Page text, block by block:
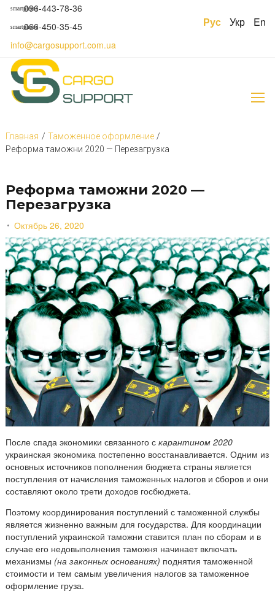
smartphone096-443-78-36
smartphone066-450-35-45
info@cargosupport.com.ua
Рус Укр En
Главная / Таможенное оформление /
Реформа таможни 2020 — Перезагрузка
Реформа таможни 2020 —
Перезагрузка
Октябрь 26, 2020
После спада экономики связанного скарантином 2020
украинская экономика постепенно восстанавливается. Одним из
основных источников пополнения бюджета страны является
поступления от начисления таможенных налогов и cборов и они
составляют около трети доходов госбюджета.
Поэтому координирования поступлений с таможенной службы
является жизненно важным для государства. Для координации
поступлений украинской таможни ставится план по сборам и в
случае его недовыполнения таможня начинает включать
механизмы (на законных основаниях) поднятия таможенной
стоимости и тем самым увеличения налогов за таможенное
оформление груза.